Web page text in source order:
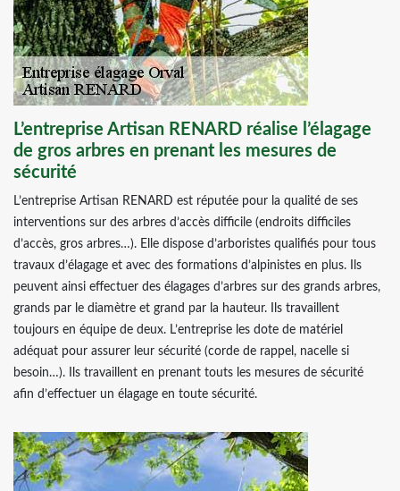
L’entreprise Artisan RENARD réalise l’élagage
de gros arbres en prenant les mesures de
sécurité
L’entreprise Artisan RENARD est réputée pour la qualité de ses
interventions sur des arbres d’accès difficile (endroits difficiles
d’accès, gros arbres…). Elle dispose d’arboristes qualifiés pour tous
travaux d’élagage et avec des formations d’alpinistes en plus. Ils
peuvent ainsi effectuer des élagages d’arbres sur des grands arbres,
grands par le diamètre et grand par la hauteur. Ils travaillent
toujours en équipe de deux. L’entreprise les dote de matériel
adéquat pour assurer leur sécurité (corde de rappel, nacelle si
besoin…). Ils travaillent en prenant touts les mesures de sécurité
afin d’effectuer un élagage en toute sécurité.